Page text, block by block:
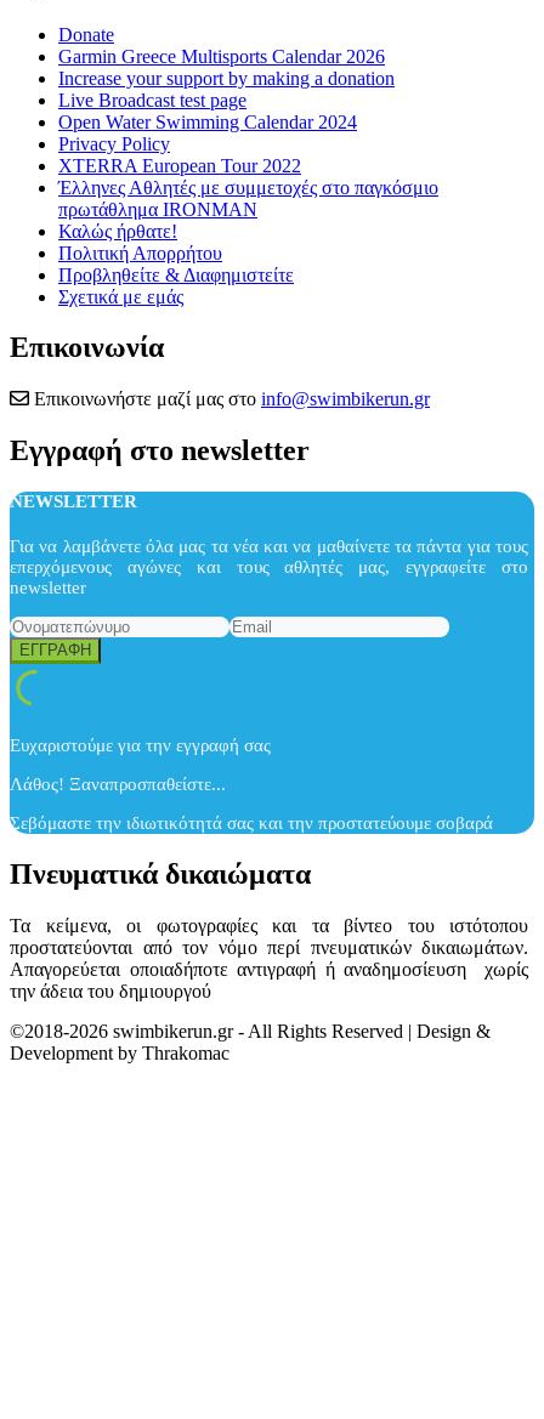
Donate
Garmin Greece Multisports Calendar 2026
Increase your support by making a donation
Live Broadcast test page
Open Water Swimming Calendar 2024
Privacy Policy
XTERRA European Tour 2022
Έλληνες Αθλητές με συμμετοχές στο παγκόσμιο
πρωτάθλημα IRONMAN
Καλώς ήρθατε!
Πολιτική Απορρήτου
Προβληθείτε & Διαφημιστείτε
Σχετικά με εμάς
Επικοινωνία
Επικοινωνήστε μαζί μας στο info@swimbikerun.gr
Εγγραφή στο newsletter
NEWSLETTER
Για να λαμβάνετε όλα μας τα νέα και να μαθαίνετε τα πάντα για τους
επερχόμενους αγώνες και τους αθλητές μας, εγγραφείτε στο
newsletter
Ευχαριστούμε για την εγγραφή σας
Λάθος! Ξαναπροσπαθείστε...
Σεβόμαστε την ιδιωτικότητά σας και την προστατεύουμε σοβαρά
Πνευματικά δικαιώματα
Τα κείμενα, οι φωτογραφίες και τα βίντεο του ιστότοπου
προστατεύονται από τον νόμο περί πνευματικών δικαιωμάτων.
Απαγορεύεται οποιαδήποτε αντιγραφή ή αναδημοσίευση χωρίς
την άδεια του δημιουργού
©2018-2026 swimbikerun.gr - All Rights Reserved | Design &
Development by Thrakomac